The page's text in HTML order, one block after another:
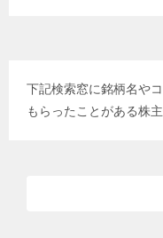
下記検索窓に銘柄名や
もらったことがある株